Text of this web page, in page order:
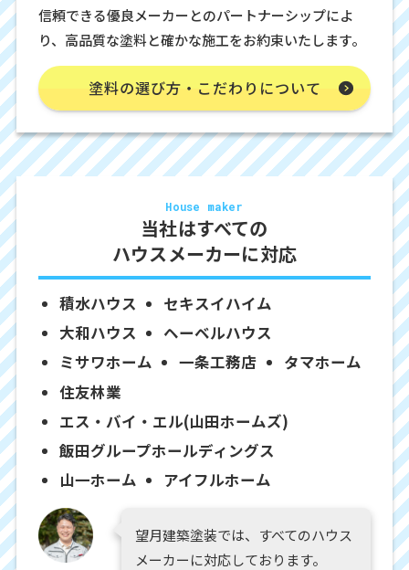
信頼できる優良メーカーとのパートナーシップによ
り、高品質な塗料と確かな施工をお約束いたします。
塗料の選び方・こだわりについて
House maker
当社はすべての
ハウスメーカーに対応
積水ハウス
セキスイハイム
大和ハウス
ヘーベルハウス
ミサワホーム
一条工務店
タマホーム
住友林業
エス・バイ・エル(山田ホームズ)
飯田グループホールディングス
山一ホーム
アイフルホーム
望月建築塗装では、すべてのハウス
メーカーに対応しております。